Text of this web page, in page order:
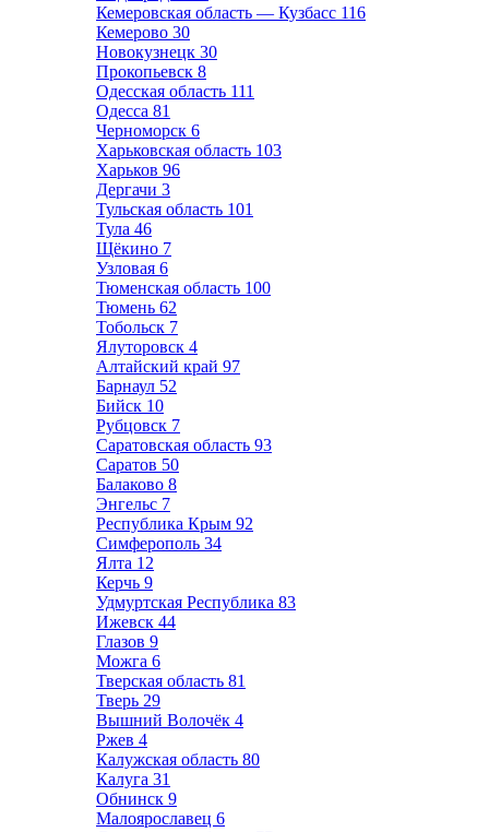
Кемеровская область — Кузбасс 116
Кемерово 30
Новокузнецк 30
Прокопьевск 8
Одесская область 111
Одесса 81
Черноморск 6
Харьковская область 103
Харьков 96
Дергачи 3
Тульская область 101
Тула 46
Щёкино 7
Узловая 6
Тюменская область 100
Тюмень 62
Тобольск 7
Ялуторовск 4
Алтайский край 97
Барнаул 52
Бийск 10
Рубцовск 7
Саратовская область 93
Саратов 50
Балаково 8
Энгельс 7
Республика Крым 92
Симферополь 34
Ялта 12
Керчь 9
Удмуртская Республика 83
Ижевск 44
Глазов 9
Можга 6
Тверская область 81
Тверь 29
Вышний Волочёк 4
Ржев 4
Калужская область 80
Калуга 31
Обнинск 9
Малоярославец 6